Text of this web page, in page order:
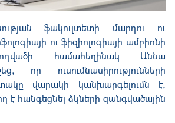
ֆակուլտետի մարդու ու
ու ֆիզիոլոգիայի ամբիոնի
համահեղինակ Աննա
որ ուսումնասիրությունների
վարակի կանխարգելումն է,
է հանգեցնել ձկների զանգվածային